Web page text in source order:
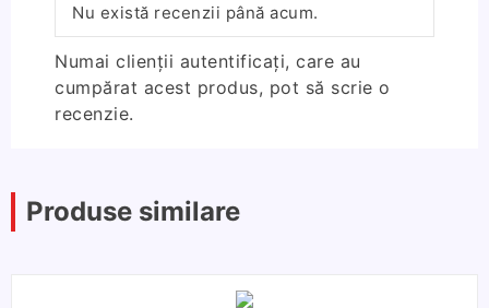
Nu există recenzii până acum.
Numai clienții autentificați, care au
cumpărat acest produs, pot să scrie o
recenzie.
Produse similare